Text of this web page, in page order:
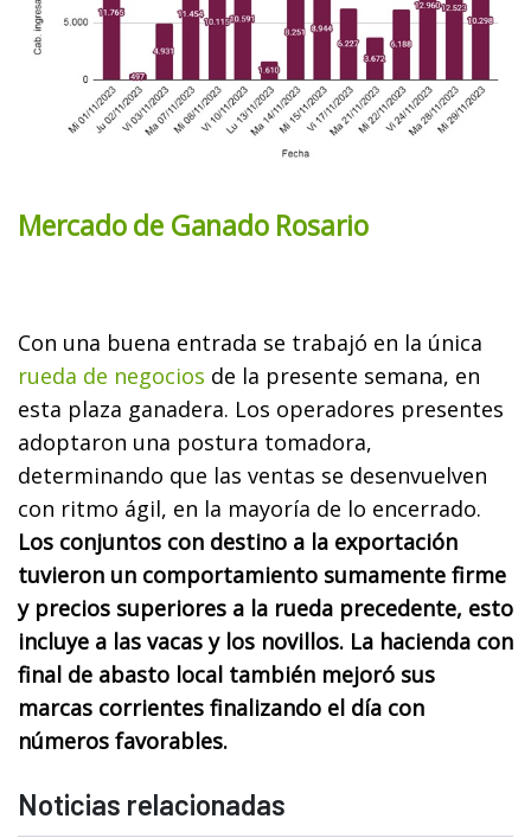
Mercado de Ganado Rosario
Con una buena entrada se trabajó en la única
rueda de negocios de la presente semana, en
esta plaza ganadera. Los operadores presentes
adoptaron una postura tomadora,
determinando que las ventas se desenvuelven
con ritmo ágil, en la mayoría de lo encerrado.
Los conjuntos con destino a la exportación
tuvieron un comportamiento sumamente firme
y precios superiores a la rueda precedente, esto
incluye a las vacas y los novillos. La hacienda con
final de abasto local también mejoró sus
marcas corrientes finalizando el día con
números favorables.
Noticias relacionadas